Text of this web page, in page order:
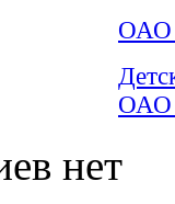
ОАО
ОАО
нет